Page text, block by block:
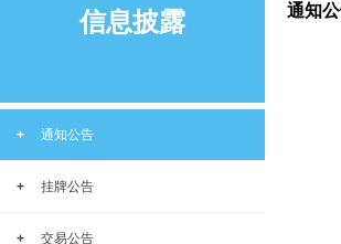
信息披露
+ 通知公告
+ 挂牌公告
+ 交易公告
通知